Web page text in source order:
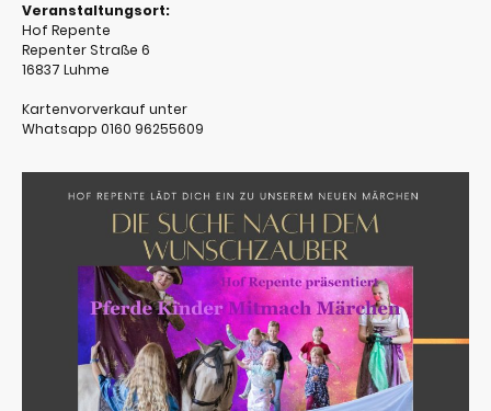
Veranstaltungsort:
Hof Repente
Repenter Straße 6
16837 Luhme
Kartenvorverkauf unter
Whatsapp 0160 96255609